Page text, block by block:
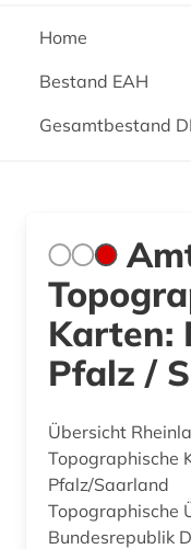
Home
Bestand EAH
Gesamtbestand
Karten:
Pfalz /
Übersicht
Topographische
Pfalz/Saarland
Topographische
Bundesrepublik